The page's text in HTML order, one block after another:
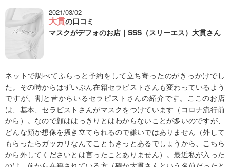
2021/03/02
大貫の口コミ
マスクがデフォのお店｜SSS（スリーエス）大貫さん
ネットで調べてふらっと予約をして立ち寄ったのがきっかけでし
た。その時からはずいぶん在籍セラピストさんも変わっているよう
ですが、割と昔からいるセラピストさんの紹介です。ここのお店
は、基本、セラピストさんがマスクをつけています（コロナ流行前
から）。なので顔ははっきりとはわからないことが多いのですが、
どんな顔か想像を掻き立てられるので嫌いではありません（外して
もらったらガッカリなんてこともきっとあるでしょうから、こちら
から外してくださいとは言ったことありません）。最近私が入った